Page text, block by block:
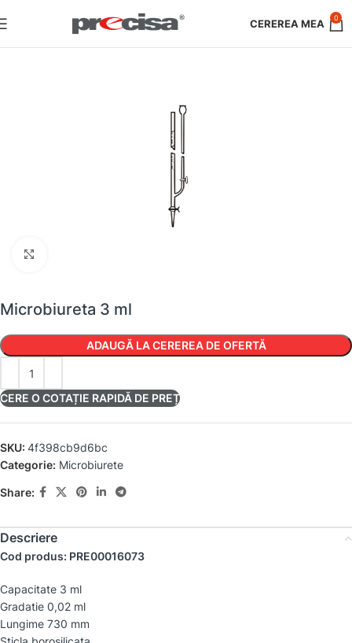
0
Microbiureta 3 ml
ADAUGĂ LA CEREREA DE OFERTĂ
CERE O COTAȚIE RAPIDĂ DE PREȚ
SKU: 4f398cb9d6bc
Categorie: Microbiurete
Share:
Descriere
Cod produs: PRE00016073
Capacitate 3 ml
Gradatie 0,02 ml
Lungime 730 mm